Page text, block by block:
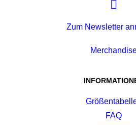
Zum Newsletter
FAQ